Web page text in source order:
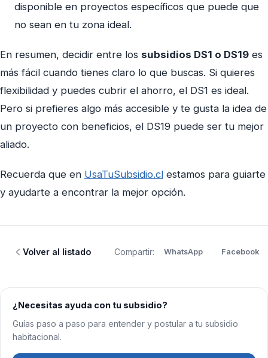
disponible en proyectos específicos que puede que
no sean en tu zona ideal.
En resumen, decidir entre los subsidios DS1 o DS19 es
más fácil cuando tienes claro lo que buscas. Si quieres
flexibilidad y puedes cubrir el ahorro, el DS1 es ideal.
Pero si prefieres algo más accesible y te gusta la idea de
un proyecto con beneficios, el DS19 puede ser tu mejor
aliado.
Recuerda que en UsaTuSubsidio.cl estamos para guiarte
y ayudarte a encontrar la mejor opción.
Volver al listado Compartir: WhatsApp Facebook
¿Necesitas ayuda con tu subsidio?
Guías paso a paso para entender y postular a tu subsidio
habitacional.